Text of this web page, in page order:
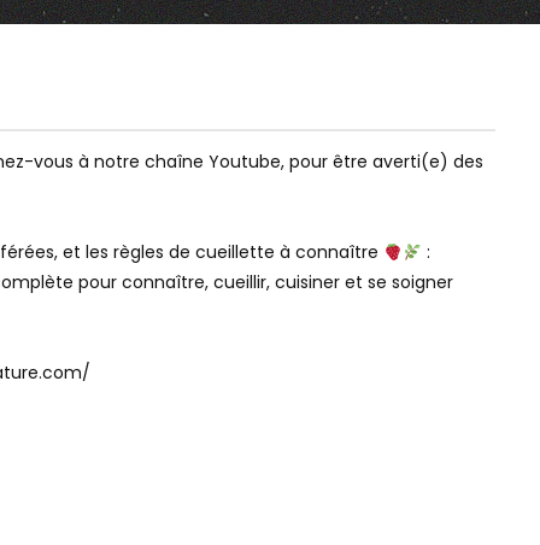
LE MACÉRAT HUILEUX : DES
PLANTES, DE L’HUILE, ET HOP !
BUTTER CHICKEN
NAAN RECIPE BY
vous à notre chaîne Youtube, pour être averti(e) des
et les règles de cueillette à connaître
:
pour connaître, cueillir, cuisiner et se soigner